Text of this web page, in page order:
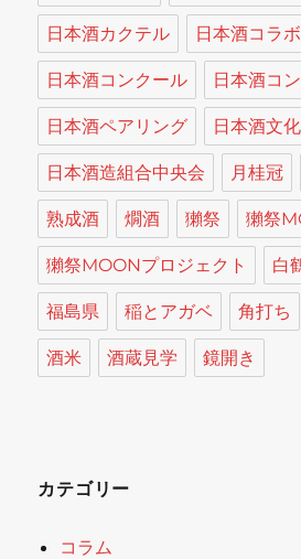
日本酒カクテル 日本酒コラボ
日本酒コンクール 日本酒コ
日本酒ペアリング 日本酒文化
日本酒造組合中央会 月桂冠
熟成酒 燗酒 獺祭 獺祭
獺祭MOONプロジェクト 白
福島県 稲とアガベ 角打ち
酒米 酒蔵見学 鏡開き
カテゴリー
コラム